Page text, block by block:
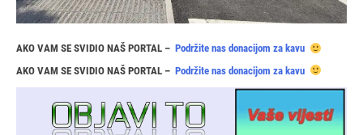
AKO VAM SE SVIDIO NAŠ PORTAL – Podržite nas donacijom za kavu
AKO VAM SE SVIDIO NAŠ PORTAL – Podržite nas donacijom za kavu